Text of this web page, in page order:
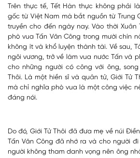
Trên thực tế, Tết Hàn thực không phải
gốc từ Việt Nam mà bắt nguồn từ Trung
truyền cho đến ngày nay. Vào thời Xuân
phò vua Tấn Văn Công trong mười chín
không ít và khổ luyện thành tài. Về sau,
ngôi vương, trở về làm vua nước Tấn và
cho những người có công với ông,
Thôi. Là một hiền sĩ và quân tử, Giới Tử
mà chỉ nghĩa phò vua là một công việc
đáng nói.
Do đó, Giới Tử Thôi đã đưa mẹ về núi
Tấn Văn Công đã nhớ ra và cho người
người không tham danh vọng nên ông